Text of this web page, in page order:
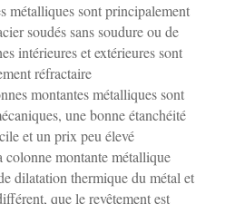
métalliques sont principalement
soudés sans soudure ou de
intérieures et extérieures sont
réfractaire.
montantes métalliques sont
une bonne étanchéité
et un prix peu élevé.
colonne montante métallique
dilatation thermique du métal et
que le revêtement est